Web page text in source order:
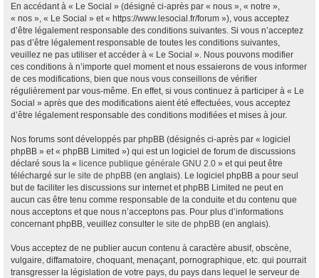
En accédant à « Le Social » (désigné ci-après par « nous », « notre »,
« nos », « Le Social » et « https://www.lesocial.fr/forum »), vous acceptez
d’être légalement responsable des conditions suivantes. Si vous n’acceptez
pas d’être légalement responsable de toutes les conditions suivantes,
veuillez ne pas utiliser et accéder à « Le Social ». Nous pouvons modifier
ces conditions à n’importe quel moment et nous essaierons de vous informer
de ces modifications, bien que nous vous conseillons de vérifier
régulièrement par vous-même. En effet, si vous continuez à participer à « Le
Social » après que des modifications aient été effectuées, vous acceptez
d’être légalement responsable des conditions modifiées et mises à jour.
Nos forums sont développés par phpBB (désignés ci-après par « logiciel
phpBB » et « phpBB Limited ») qui est un logiciel de forum de discussions
déclaré sous la « licence publique générale GNU 2.0 » et qui peut être
téléchargé sur le site de phpBB (en anglais). Le logiciel phpBB a pour seul
but de faciliter les discussions sur internet et phpBB Limited ne peut en
aucun cas être tenu comme responsable de la conduite et du contenu que
nous acceptons et que nous n’acceptons pas. Pour plus d’informations
concernant phpBB, veuillez consulter le site de phpBB (en anglais).
Vous acceptez de ne publier aucun contenu à caractère abusif, obscène,
vulgaire, diffamatoire, choquant, menaçant, pornographique, etc. qui pourrait
transgresser la législation de votre pays, du pays dans lequel le serveur de